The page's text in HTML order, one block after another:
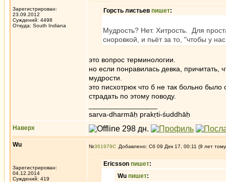
Зарегистрирован:
23.09.2012
Суждений: 4498
Откуда: South Indiana
Горсть листьев пишет:
Мудрость? Нет. Хитрость. Для
сноровкой, и пьёт за то, "чтобы у
это вопрос терминологии.
но если понравилась девка, причитать,
мудрости.
это писхотрюк что б не так больно
страдать по этому поводу.
sarva-dharmāḥ prakṛti-śuddhāḥ
Наверх
Wu
Зарегистрирован:
04.12.2014
Суждений: 419
№361979 Добавлено: Сб 09 Дек 17, 00:11 (9 лет
Ericsson пишет:
Wu пишет: